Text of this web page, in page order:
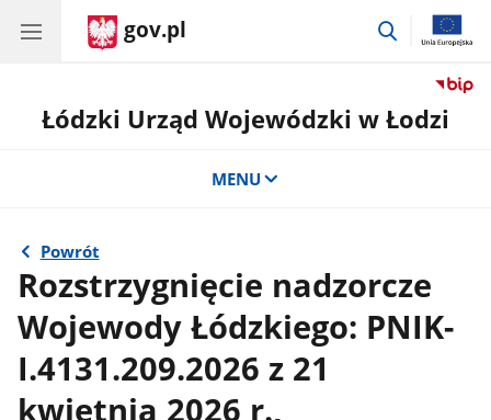
gov.pl
przejdź
Łódzki Urząd Wojewódzki w Łodzi
MENU
Powrót
Rozstrzygnięcie nadzorcze
Wojewody Łódzkiego: PNIK-
I.4131.209.2026 z 21
kwietnia 2026 r.,